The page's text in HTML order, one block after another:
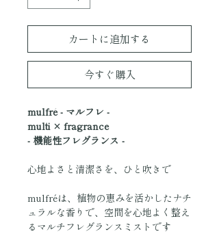
カートに追加する
今すぐ購入
mulfré - マルフレ -
multi × fragrance
- 機能性フレグランス -
心地よさと清潔さを、ひと吹きで
mulfréは、植物の恵みを活かしたナチ
ュラルな香りで、空間を心地よく整え
るマルチフレグランスミストです